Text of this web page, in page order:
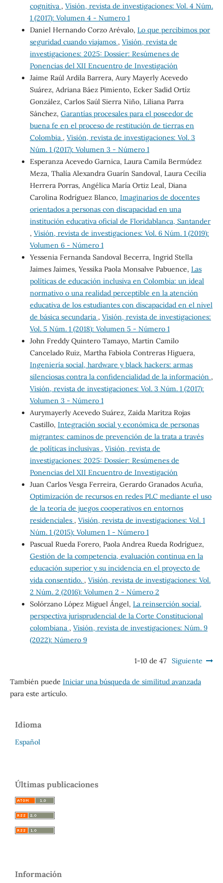
cognitiva , Visión, revista de investigaciones: Vol. 4 Núm.
1 (2017): Volumen 4 - Numero 1
Daniel Hernando Corzo Arévalo, Lo que percibimos por
seguridad cuando viajamos , Visión, revista de
investigaciones: 2025: Dossier: Resúmenes de
Ponencias del XII Encuentro de Investigación
Jaime Raúl Ardila Barrera, Aury Mayerly Acevedo
Suárez, Adriana Báez Pimiento, Ecker Sadid Ortíz
González, Carlos Saúl Sierra Niño, Liliana Parra
Sánchez, Garantías procesales para el poseedor de
buena fe en el proceso de restitución de tierras en
Colombia , Visión, revista de investigaciones: Vol. 3
Núm. 1 (2017): Volumen 3 - Número 1
Esperanza Acevedo Garnica, Laura Camila Bermúdez
Meza, Thalía Alexandra Guarín Sandoval, Laura Cecilia
Herrera Porras, Angélica María Ortiz Leal, Diana
Carolina Rodríguez Blanco, Imaginarios de docentes
orientados a personas con discapacidad en una
institución educativa oficial de Floridablanca, Santander
, Visión, revista de investigaciones: Vol. 6 Núm. 1 (2019):
Volumen 6 - Número 1
Yessenia Fernanda Sandoval Becerra, Ingrid Stella
Jaimes Jaimes, Yessika Paola Monsalve Pabuence, Las
políticas de educación inclusiva en Colombia: un ideal
normativo o una realidad perceptible en la atención
educativa de los estudiantes con discapacidad en el nivel
de básica secundaria , Visión, revista de investigaciones:
Vol. 5 Núm. 1 (2018): Volumen 5 - Número 1
John Freddy Quintero Tamayo, Martin Camilo
Cancelado Ruiz, Martha Fabiola Contreras Higuera,
Ingeniería social, hardware y black hackers: armas
silenciosas contra la confidencialidad de la información ,
Visión, revista de investigaciones: Vol. 3 Núm. 1 (2017):
Volumen 3 - Número 1
Aurymayerly Acevedo Suárez, Zaida Maritza Rojas
Castillo, Integración social y económica de personas
migrantes: caminos de prevención de la trata a través
de políticas inclusivas , Visión, revista de
investigaciones: 2025: Dossier: Resúmenes de
Ponencias del XII Encuentro de Investigación
Juan Carlos Vesga Ferreira, Gerardo Granados Acuña,
Optimización de recursos en redes PLC mediante el uso
de la teoría de juegos cooperativos en entornos
residenciales , Visión, revista de investigaciones: Vol. 1
Núm. 1 (2015): Volumen 1 - Número 1
Pascual Rueda Forero, Paola Andrea Rueda Rodríguez,
Gestión de la competencia, evaluación continua en la
educación superior y su incidencia en el proyecto de
vida consentido. , Visión, revista de investigaciones: Vol.
2 Núm. 2 (2016): Volumen 2 - Número 2
Solórzano López Miguel Ángel, La reinserción social,
perspectiva jurisprudencial de la Corte Constitucional
colombiana , Visión, revista de investigaciones: Núm. 9
(2022): Número 9
1-10 de 47 Siguiente
También puede Iniciar una búsqueda de similitud avanzada
para este artículo.
Idioma
Español
Últimas publicaciones
Información